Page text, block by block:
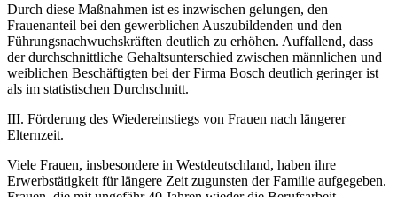
Durch diese Maßnahmen ist es inzwischen gelungen, den
Frauenanteil bei den gewerblichen Auszubildenden und den
Führungsnachwuchskräften deutlich zu erhöhen. Auffallend, dass
der durchschnittliche Gehaltsunterschied zwischen männlichen und
weiblichen Beschäftigten bei der Firma Bosch deutlich geringer ist
als im statistischen Durchschnitt.
III. Förderung des Wiedereinstiegs von Frauen nach längerer
Elternzeit.
Viele Frauen, insbesondere in Westdeutschland, haben ihre
Erwerbstätigkeit für längere Zeit zugunsten der Familie aufgegeben.